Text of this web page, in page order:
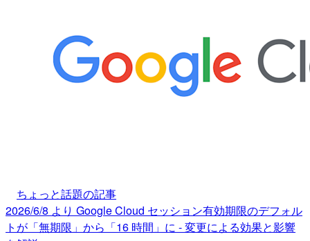
ちょっと話題の記事
2026/6/8 より Google Cloud セッション有効期限のデフォル
トが「無期限」から「16 時間」に - 変更による効果と影響